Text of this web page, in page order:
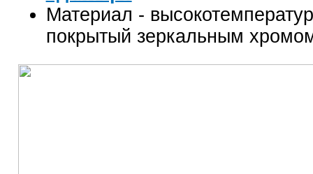
Материал -
покрытый зеркальным